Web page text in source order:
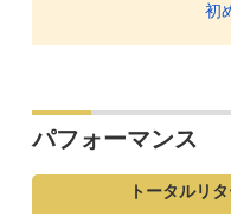
初
パフォーマンス
トータルリ